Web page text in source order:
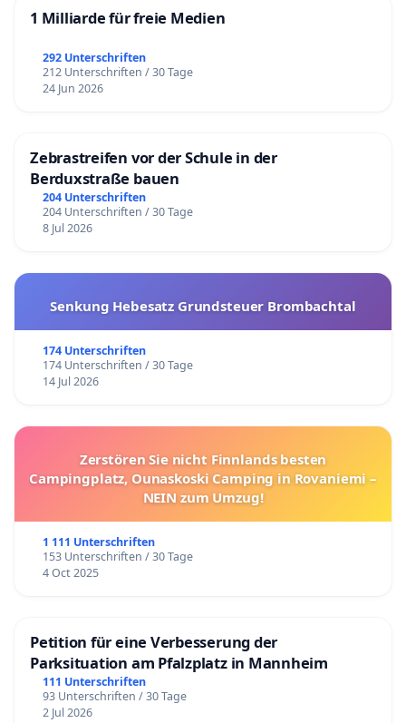
1 Milliarde für freie Medien
292 Unterschriften
212 Unterschriften / 30 Tage
24 Jun 2026
Zebrastreifen vor der Schule in der
Berduxstraße bauen
204 Unterschriften
204 Unterschriften / 30 Tage
8 Jul 2026
Senkung Hebesatz Grundsteuer Brombachtal
174 Unterschriften
174 Unterschriften / 30 Tage
14 Jul 2026
Zerstören Sie nicht Finnlands besten
Campingplatz, Ounaskoski Camping in Rovaniemi –
NEIN zum Umzug!
1 111 Unterschriften
153 Unterschriften / 30 Tage
4 Oct 2025
Petition für eine Verbesserung der
Parksituation am Pfalzplatz in Mannheim
111 Unterschriften
93 Unterschriften / 30 Tage
2 Jul 2026